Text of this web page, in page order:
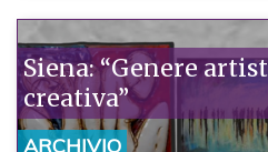
Siena: “Genere
creativa”
ARCHIVIO